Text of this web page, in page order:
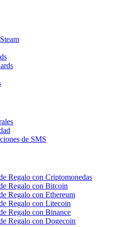
de SMS
Regalo con Criptomonedas
Regalo con Bitcoin
Regalo con Ethereum
Regalo con Litecoin
Regalo con Binance
Regalo con Dogecoin